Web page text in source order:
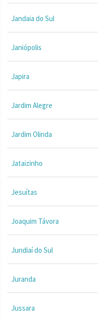
Jandaia do Sul
Janiópolis
Japira
Jardim Alegre
Jardim Olinda
Jataizinho
Jesuítas
Joaquim Távora
Jundiaí do Sul
Juranda
Jussara